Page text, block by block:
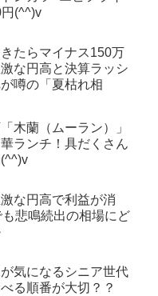
(^^)v
きたらマイナス150万
な円高と決算ラッシ
噂の「夏枯れ相
木蘭（ムーラン）」
ランチ！具だくさん
な円高で利益が消
悲鳴続出の相場にど
気になるシニア世代
る順番が大切？？